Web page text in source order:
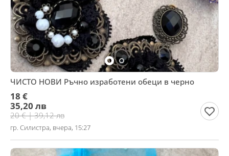
ЧИСТО НОВИ Ръчно изработени обеци в черно
18 €
35,20 лв
20 € | 39,12 лв
гр. Силистра, вчера, 15:27